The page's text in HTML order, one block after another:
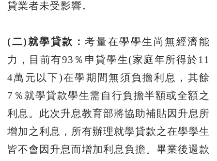
貸業者未受影響。
(二)就學貸款：考量在學學生尚無經濟能
力，目前有93％申貸學生(家庭年所得於11
4萬元以下)在學期間無須負擔利息，其餘
7％就學貸款學生需自行負擔半額或全額之
利息。此次升息教育部將協助補貼因升息所
增加之利息，所有辦理就學貸款之在學學生
皆不會因升息而增加利息負擔。畢業後還款